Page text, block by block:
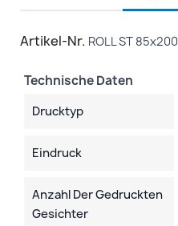
Artikel-Nr. ROLL ST 85x200
Technische Daten
Drucktyp
Eindruck
Anzahl Der Gedruckten
Gesichter